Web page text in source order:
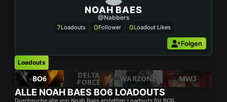
NOAH BAES
@nabbers
7Loadouts 0Follower 0Loadout Likes
Folgen
Loadouts
BO6 DELTA
FORCE WARZONE MW3
ALLE NOAH BAES BO6 LOADOUTS
Durchsuche alle von Noah Baes erstellten Loadouts für BO6.